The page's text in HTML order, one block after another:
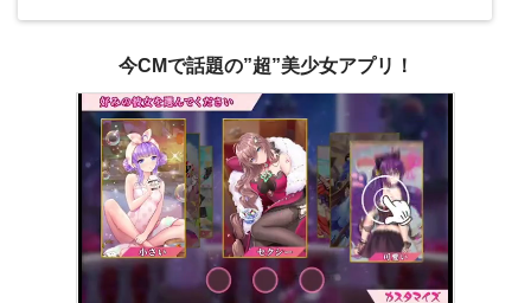
今CMで話題の”超”美少女アプリ！